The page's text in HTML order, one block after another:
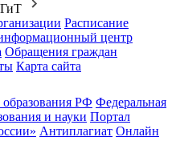
Расписание
центр
Обращения граждан
Карта сайта
РФ Федеральная
и науки Портал
Антиплагиат Онлайн